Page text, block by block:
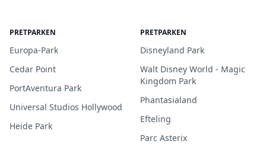
PRETPARKEN
Europa-Park
Cedar Point
PortAventura Park
Universal Studios Hollywood
Heide Park
PRETPARKEN
Disneyland Park
Walt Disney World - Magic
Kingdom Park
Phantasialand
Efteling
Parc Asterix